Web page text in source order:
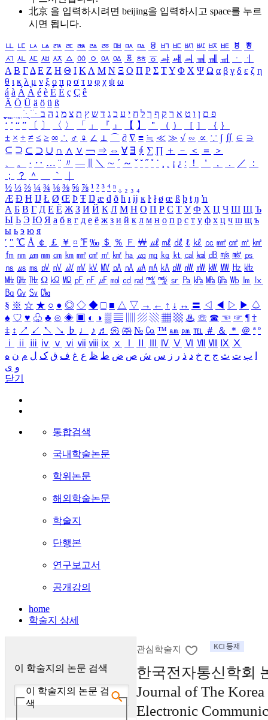
北京 을 입력하시려면 beijing을 입력하시고 space를 누르
시면 됩니다.
ㅥ ㅦ ㅧ ㅨ ㅩ ㅪ ㅫ ㅬ ㅭ ㅮ ㅯ ㅰ ㅱ ㅲ ㅳ ㅴ ㅵ ㅶ ㅷ ㅸ
ㅹ
ㅺ ㅻ ㅼ ㅽ ㅾ ㅿ ㆀ ㆁ ㆂ ㆃ ㆄ ㆅ ㆆ ㆇ ㆈ ㆉ ㆊ ㆋ ㆌ ㆍ
ㆎ
Α Β ΓΔ Ε Ζ Η Θ Ι ΚΛ Μ Ν Ξ Ο Π Ρ Σ ΤΥ Φ Χ Ψ Ω α β γ δ ε ζ η
θ ι κ λ μ ν ξ ο π ρ σ τ υ φ χ ψ ω
á à Á À é è É È ç Ç ê
Ä Ö Ü ä ö ü ß
ִֶֹ ֻּ ׁׂ פ ם ן ו ט א ר ק ף ך ל ח י ע כ ג ד ש ץ ת צ מ נ ה ב
‘ ’ “ ” 〔 〕 〈 〉 「 」 『 』 【 】 ＂ （ ） ［ ］ ｛ ｝
± × ÷ ≠ ≤ ≥ ∞ ∴ ♂ ♀ ∠ ⊥ ⌒ ∂ ∇ ≡ ≒ ≪ ≫ √ ∽ ∝ ∵ ∫ ∬ ∈ ∋
⊆ ⊇ ⊂ ⊃ ∪ ∩ ∧ ∨ ￢ ⇒ ⇔ ∀ ∃ ∮ ∑ ∏ ＋ － ＜ ＝
＞
、
。 · ‥ … ¨ 〃 ― ＼ ∼ ´ ～ ˇ ˘ ˝ ˚ ˙ ¸ ¡ ¿ ː ！ ＇ ， ． ／
：
；
？ ＾ ｀
½ ⅓ ⅔ ¼ ¾ ⅛ ⅜ ⅝ ⅞ ¹ ² ³ ⁴ ⁿ ₁ ₂ ₃ ₄
Æ Ð Ħ Ĳ Ł Ø Œ Þ Ŧ Ŋ æ đ ð ħ ı ĳ ĸ ŀ ł ø œ ß þ ŧ ŋ ŉ
А Б В Г Д Е Ё Ж З И Й К Л М Н О П Р С Т У Ф Х Ц Ч Ш Щ Ъ
Ы Ь Э Ю Я а б в г д е ё ж з и й к л м н о п р с т у ф х ц ч ш щ ъ
ы ь э ю я
′ ″ ℃ Å ￠ ￡ ￥ ¤ ℉ ‰ ＄ ％ Ｆ ￦ ㎕ ㎖ ㎗ ℓ ㎘ ㏄ ㎣ ㎤ ㎥ ㎦
㎙ ㎚ ㎛ ㎜ ㎝ ㎞ ㎟ ㎠ ㎡ ㎢ ㏊ ㎍ ㎎ ㎏ ㏏ ㎈ ㎉ ㏈ ㎧ ㎨ ㎰
㎱ ㎲ ㎳ ㎴ ㎵ ㎶ ㎷ ㎸ ㎹ ㎀ ㎁ ㎂ ㎃ ㎄ ㎺ ㎻ ㎽ ㎾ ㎿ ㎐ ㎑
㎒ ㎓ ㎔ Ω ㏀ ㏁ ㎊ ㎋ ㎌ ㏖ ㏅ ㎭ ㎮ ㎯ ㏛ ㎩ ㎪ ㎫ ㎬ ㏝ ㏐
㏓
㏃ ㏉ ㏜ ㏆
§ ※ ☆ ★ ○ ● ◎ ◇ ◆ □ ■ △ ▽ → ← ↑ ↓ ↔ 〓 ◁ ◀ ▷ ▶ ♤
♠ ♡ ♥ ♧ ♣ ⊙ ◈ ▣ ◐ ◑ ▒ ▤ ▨ ▧ ▦ ▩ ♨ ☏ ☎ ☜ ☞ ¶ †
‡ ↕ ↗ ↙ ↖ ↘ ♭ ♩ ♪ ♬ ㉿ ㈜ № ㏇ ™ ㏂ ㏘ ℡ ＃ ＆ ＊ ＠ ª º
ⅰ
ⅱ ⅲ ⅳ ⅴ ⅵ ⅶ ⅷ ⅸ ⅹ Ⅳ Ⅴ Ⅵ Ⅶ Ⅷ Ⅸ Ⅹ
ب ت ث ج ح خ د ذ ر ز س ش ص ض ط ظ ع غ ف ق ک ل م ن ه
و ی
닫기
통합검색
국내학술논문
학위논문
해외학술논문
학술지
단행본
연구보고서
공개강의
home
학술지 상세
이 학술지의 논문 검색
이 학술지의 논문 검
색
관심학술지
한국전자통신학회
Journal of The
Electronic